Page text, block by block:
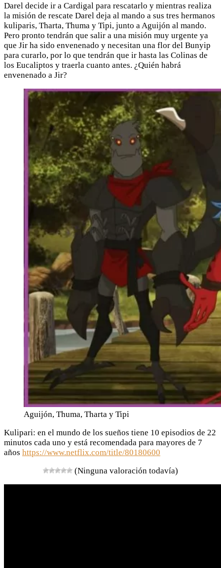
Darel decide ir a Cardigal para rescatarlo y mientras realiza
la misión de rescate Darel deja al mando a sus tres hermanos
kuliparis, Tharta, Thuma y Tipi, junto a Aguijón al mando.
Pero pronto tendrán que salir a una misión muy urgente ya
que Jir ha sido envenenado y necesitan una flor del Bunyip
para curarlo, por lo que tendrán que ir hasta las Colinas de
los Eucaliptos y traerla cuanto antes. ¿Quién habrá
envenenado a Jir?
Aguijón, Thuma, Tharta y Tipi
Kulipari: en el mundo de los sueños tiene 10 episodios de 22
minutos cada uno y está recomendada para mayores de 7
años https://www.netflix.com/title/80180600
(Ninguna valoración todavía)